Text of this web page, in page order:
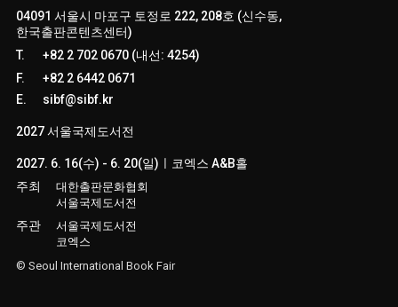
04091 서울시 마포구 토정로 222, 208호 (신수동,
한국출판콘텐츠센터)
T.
+82 2 702 0670 (내선: 4254)
F.
+82 2 6442 0671
E.
sibf@sibf.kr
2027 서울국제도서전
2027. 6. 16(수) - 6. 20(일)ㅣ코엑스 A&B홀
주최
대한출판문화협회
서울국제도서전
주관
서울국제도서전
코엑스
© Seoul International Book Fair